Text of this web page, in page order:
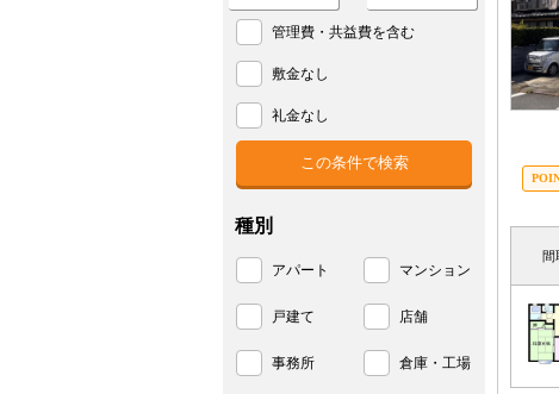
間
管理費・共益費を含む
敷金なし
礼金なし
種別
アパート マンション
戸建て 店舗
事務所 倉庫・工場